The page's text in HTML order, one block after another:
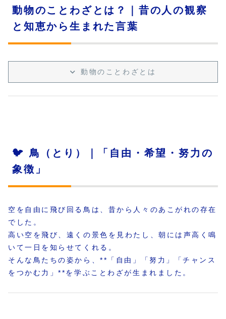
動物のことわざとは？｜昔の人の観察
と知恵から生まれた言葉
動物のことわざとは
🐦 鳥（とり）｜「自由・希望・努力の
象徴」
空を自由に飛び回る鳥は、昔から人々のあこがれの存在
でした。
高い空を飛び、遠くの景色を見わたし、朝には声高く鳴
いて一日を知らせてくれる。
そんな鳥たちの姿から、**「自由」「努力」「チャンス
をつかむ力」**を学ぶことわざが生まれました。